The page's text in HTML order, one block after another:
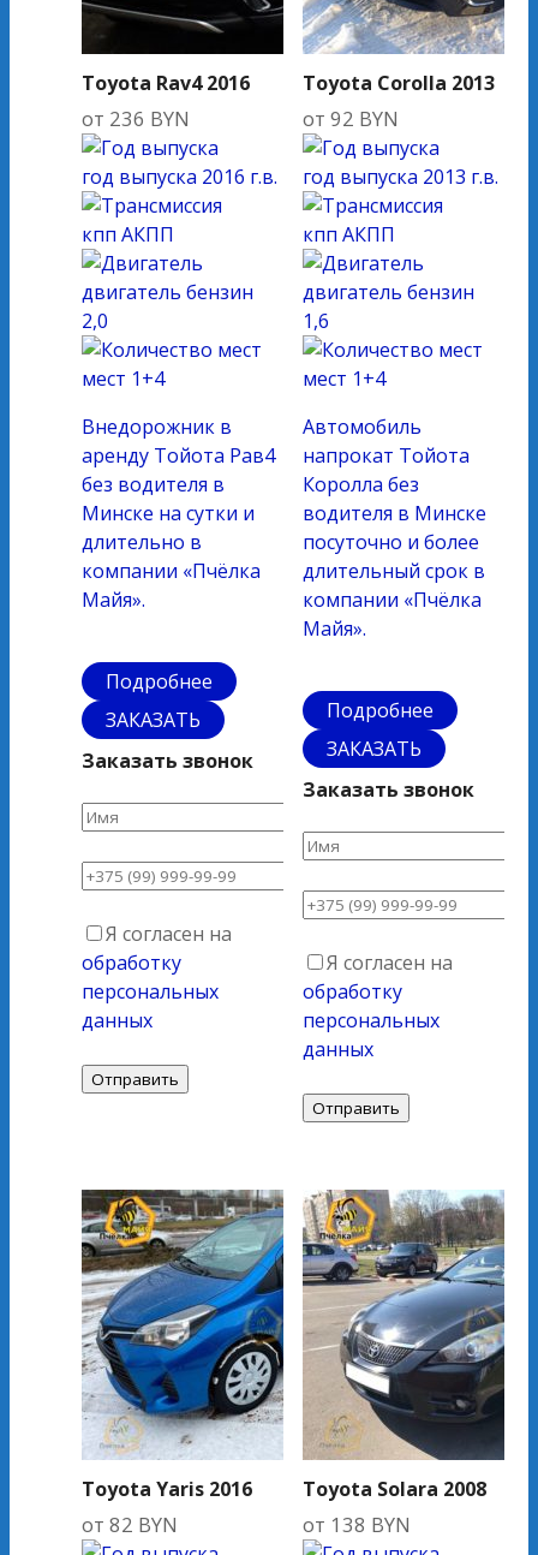
Toyota Rav4 2016
от 236 BYN
год выпуска 2016 г.в.
кпп АКПП
двигатель бензин
2,0
мест 1+4
Внедорожник в
аренду Тойота Рав4
без водителя в
Минске на сутки и
длительно в
компании «Пчёлка
Майя».
Подробнее
ЗАКАЗАТЬ
Заказать звонок
Я согласен на
обработку
персональных
данных
Toyota Corolla 2013
от 92 BYN
год выпуска 2013 г.в.
кпп АКПП
двигатель бензин
1,6
мест 1+4
Автомобиль
напрокат Тойота
Королла без
водителя в Минске
посуточно и более
длительный срок в
компании «Пчёлка
Майя».
Подробнее
ЗАКАЗАТЬ
Заказать звонок
Я согласен на
обработку
персональных
данных
Toyota Yaris 2016
от 82 BYN
Toyota Solara 2008
от 138 BYN